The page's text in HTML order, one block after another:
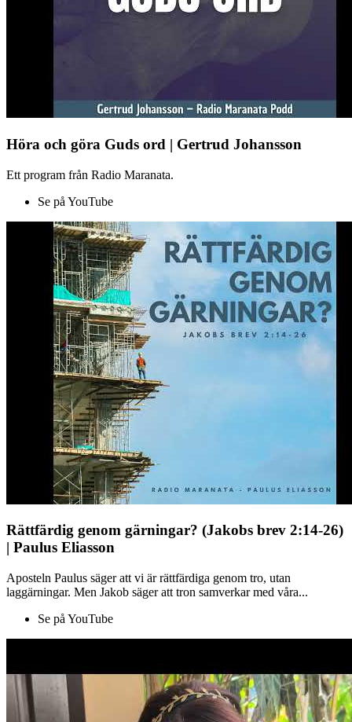
Höra och göra Guds ord | Gertrud Johansson
Ett program från Radio Maranata.
Se på YouTube
Rättfärdig genom gärningar? (Jakobs brev 2:14-26)
| Paulus Eliasson
Aposteln Paulus säger att vi är rättfärdiga genom tro, utan
laggärningar. Men Jakob säger att tron samverkar med våra...
Se på YouTube